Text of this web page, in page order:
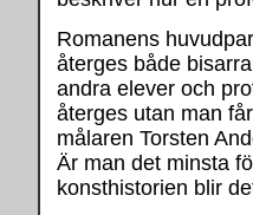
Romanens
återges både
andra elever och
återges utan man
målaren Torsten
Är man det minsta
konsthistorien blir